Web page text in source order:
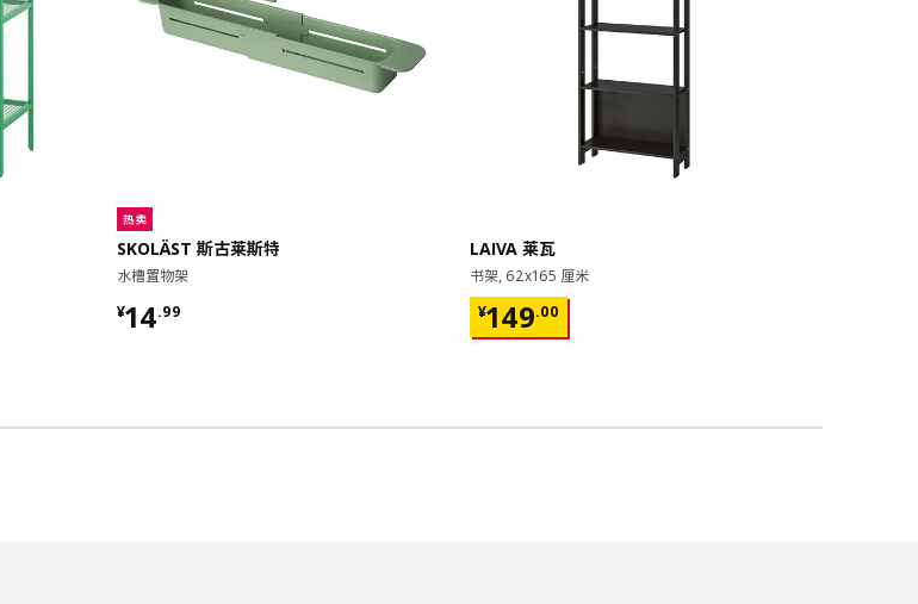
热卖
SKOLÄST 斯古莱斯特
水槽置物架
¥14.99
¥ 14.99
LAIVA 莱瓦
书架, 62x165 厘米
¥149.00
¥ 149.00